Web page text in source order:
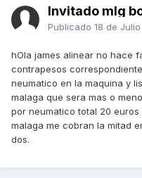
Invitado mlg
Publicado 18 de Julio
hOla james alinear no hace
contrapesos
neumatico en la maquina y
malaga que sera mas o
por neumatico total 20
malaga me cobran la mitad
dos.